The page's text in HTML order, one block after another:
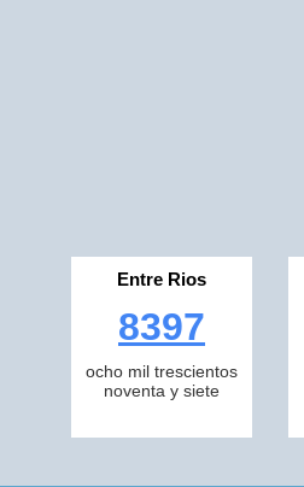
Entre Rios
8397
ocho mil trescientos
noventa y siete